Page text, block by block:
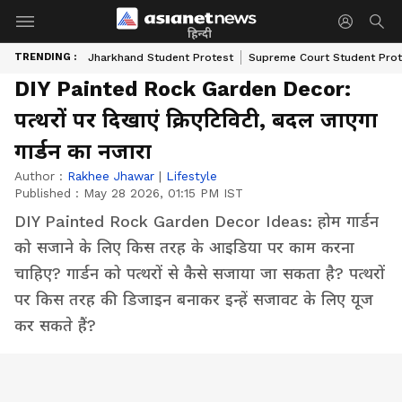
हिन्दी
TRENDING : Jharkhand Student Protest Supreme Court Student
DIY Painted Rock Garden Decor:
पत्थरों पर दिखाएं क्रिएटिविटी, बदल जाएगा
गार्डन का नजारा
Author : Rakhee Jhawar | Lifestyle
Published : May 28 2026, 01:15 PM IST
DIY Painted Rock Garden Decor Ideas: होम गार्डन
को सजाने के लिए किस तरह के आइडिया पर काम करना
चाहिए? गार्डन को पत्थरों से कैसे सजाया जा सकता है? पत्थरों
पर किस तरह की डिजाइन बनाकर इन्हें सजावट के लिए यूज
कर सकते हैं?